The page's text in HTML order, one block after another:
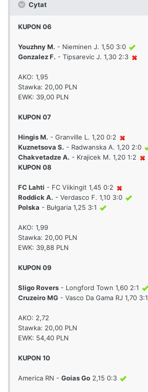
Cytat
KUPON 06
Youzhny M. - Nieminen J. 1,50 3:0
Gonzalez F. - Tipsarevic J. 1,30 2:3
AKO: 1,95
Stawka: 20,00 PLN
EWK: 39,00 PLN
KUPON 07
Hingis M. - Granville L. 1,20 0:2
Kuznetsova S. - Radwanska A. 1,20 2:0
Chakvetadze A. - Krajicek M. 1,20 1:2
KUPON 08
FC Lahti - FC Viikingit 1,45 0:2
Roddick A. - Verdasco F. 1,10 3:0
Polska - Bułgaria 1,25 3:1
AKO: 1,99
Stawka: 20,00 PLN
EWK: 39,88 PLN
KUPON 09
Sligo Rovers - Longford Town 1,60 2:1
Cruzeiro MG - Vasco Da Gama RJ 1,70 3:1
AKO: 2,72
Stawka: 20,00 PLN
EWK: 54,40 PLN
KUPON 10
America RN - Goias Go 2,15 0:3